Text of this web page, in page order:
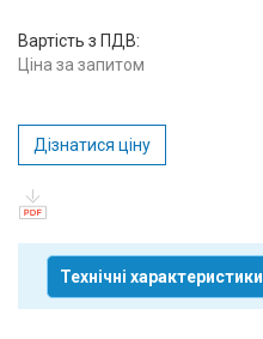
Блог
Вартість з ПДВ:
Ціна за запитом
Дізнатися ціну
Технічні характеристики